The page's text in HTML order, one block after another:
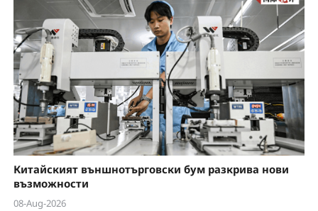
Китайският външнотърговски бум разкрива нови
възможности
08-Aug-2026